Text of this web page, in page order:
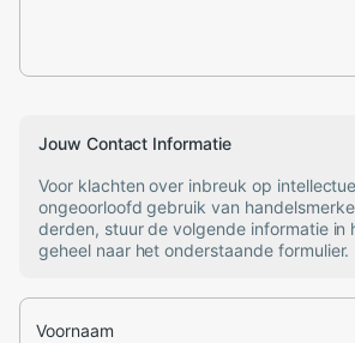
Jouw Contact Informatie
Voor klachten over inbreuk op
ongeoorloofd gebruik van
derden, stuur de volgende informatie in
geheel naar het onderstaande formulier.
Voornaam